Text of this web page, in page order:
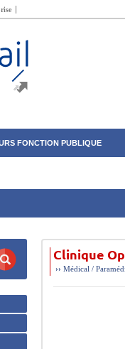
FONCTION PUBLIQUE
Clinique
››Médical /